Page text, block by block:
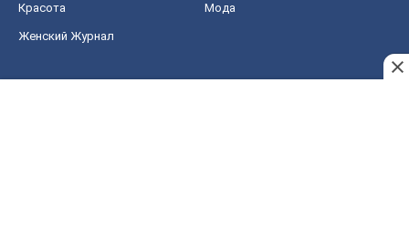
Красота Мода
Женский Журнал